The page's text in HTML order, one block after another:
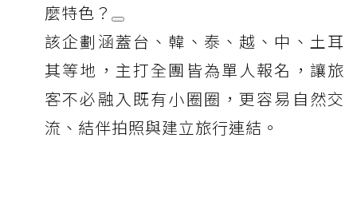
麼特色？
該企劃涵蓋台、韓、泰、越、中、土耳
其等地，主打全團皆為單人報名，讓旅
客不必融入既有小圈圈，更容易自然交
流、結伴拍照與建立旅行連結。